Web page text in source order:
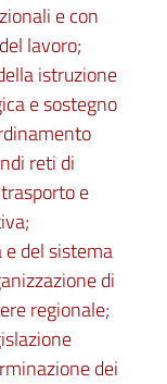
e con
lavoro;
istruzione
e sostegno
reti di
e
del sistema
di
regionale;
dei